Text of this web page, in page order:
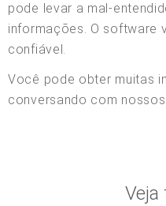
pode levar a mal-
informações. O software
confiável.
Você pode obter muitas
conversando com
Veja